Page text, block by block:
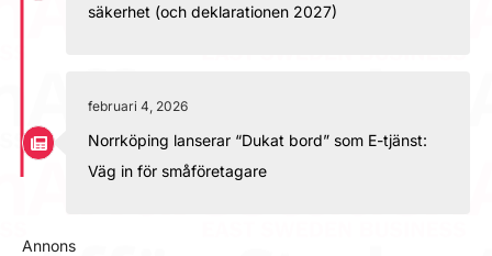
säkerhet (och deklarationen 2027)
februari 4, 2026
Norrköping lanserar “Dukat bord” som E-tjänst:
Väg in för småföretagare
Annons